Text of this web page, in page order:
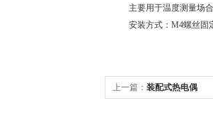
主要用于温度测量场
安装方式：M4螺丝固
上一篇： 装配式热电偶